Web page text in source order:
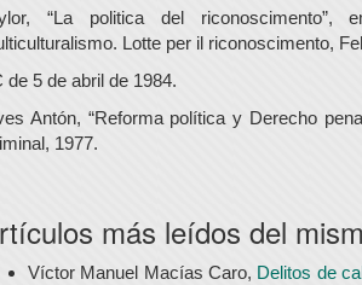
“La politica del riconoscimento”,
Lotte per il riconoscimento,
de 5 de abril de 1984.
Antón, “Reforma política y Derecho
1977.
más leídos del
Víctor Manuel Macías Caro, Delitos de